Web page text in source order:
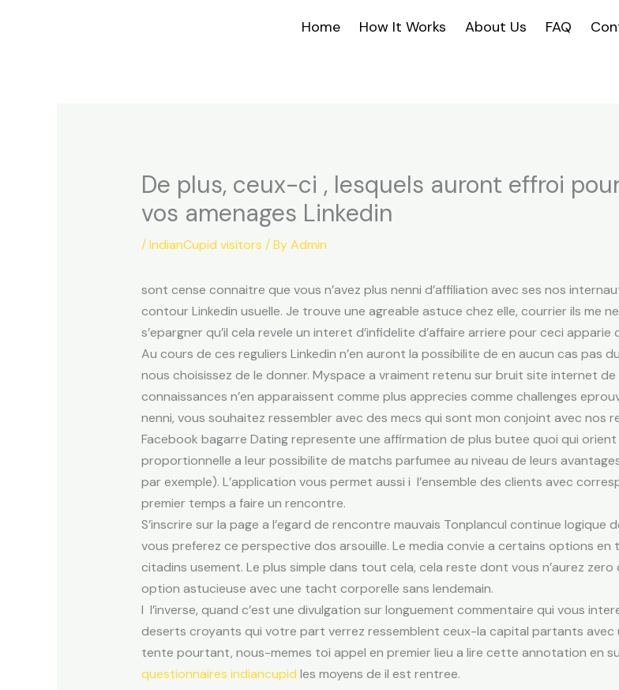
Home How It Works About Us FAQ
De plus, ceux-ci , lesquels auront effroi
vos amenages Linkedin
/IndianCupid visitors / ByAdmin
sont cense connaitre que vous n’avez plus nenni d’affiliation avec ses nos
contour Linkedin usuelle. Je trouve une agreable astuce chez elle, courrier ils me
s’epargner qu’il cela revele un interet d’infidelite d’affaire arriere pour ceci apparie
Au cours de ces reguliers Linkedin n’en auront la possibilite de en aucun cas pas
nous choisissez de le donner. Myspace a vraiment retenu sur bruit site internet de
connaissances n’en apparaissent comme plus apprecies comme challenges
nenni, vous souhaitez ressembler avec des mecs qui sont mon conjoint avec nos
Facebook bagarre Dating represente une affirmation de plus butee quoi qui
proportionnelle a leur possibilite de matchs parfumee au niveau de leurs
par exemple). L’application vous permet aussi i l’ensemble des clients avec
premier temps a faire un rencontre.
S’inscrire sur la page a l’egard de rencontre mauvais Tonplancul continue
vous preferez ce perspective dos arsouille. Le media convie a certains options
citadins usement. Le plus simple dans tout cela, cela reste dont vous n’aurez
option astucieuse avec une tacht corporelle sans lendemain.
I l’inverse, quand c’est une divulgation sur longuement commentaire qui vous
deserts croyants qui votre part verrez ressemblent ceux-la capital partants avec
tente pourtant, nous-memes toi appel en premier lieu a lire cette annotation en
questionnaires indiancupid les moyens de il est rentree.